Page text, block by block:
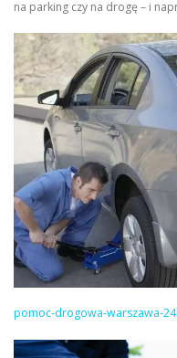
na parking czy na drogę – i
pomoc-drogowa-warszawa-